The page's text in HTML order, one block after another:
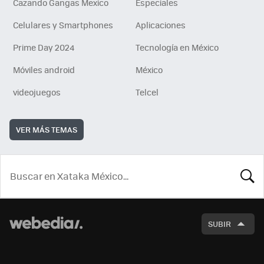
Celulares y Smartphones
Aplicaciones
Prime Day 2024
Tecnología en México
Móviles android
México
videojuegos
Telcel
VER MÁS TEMAS
SUBIR